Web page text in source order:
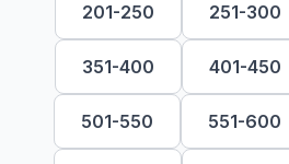
201-250 251-300
351-400 401-450
501-550 551-600